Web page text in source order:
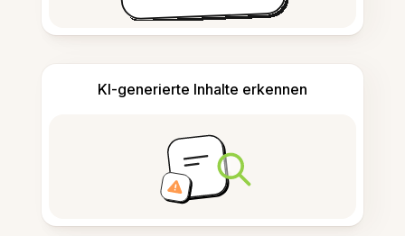
KI-generierte Inhalte erkennen